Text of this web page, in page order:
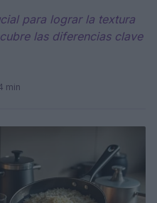
para lograr la textura
las diferencias clave
min